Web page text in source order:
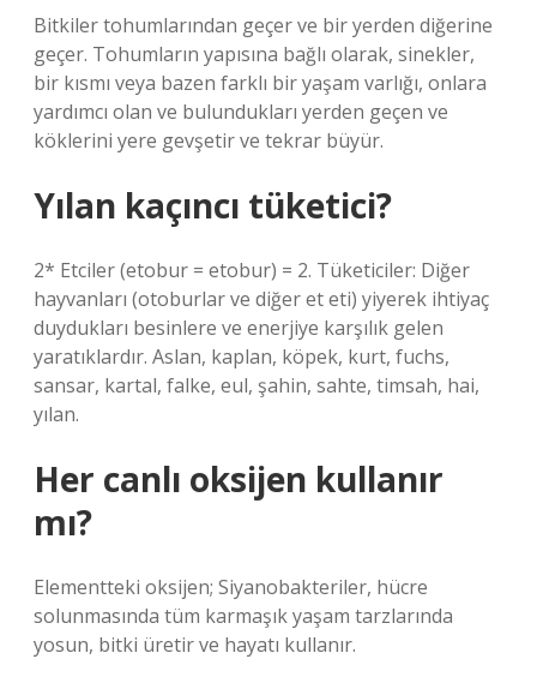
Bitkiler tohumlarından geçer ve bir yerden diğerine
geçer. Tohumların yapısına bağlı olarak, sinekler,
bir kısmı veya bazen farklı bir yaşam varlığı, onlara
yardımcı olan ve bulundukları yerden geçen ve
köklerini yere gevşetir ve tekrar büyür.
Yılan kaçıncı tüketici?
2* Etciler (etobur = etobur) = 2. Tüketiciler: Diğer
hayvanları (otoburlar ve diğer et eti) yiyerek ihtiyaç
duydukları besinlere ve enerjiye karşılık gelen
yaratıklardır. Aslan, kaplan, köpek, kurt, fuchs,
sansar, kartal, falke, eul, şahin, sahte, timsah, hai,
yılan.
Her canlı oksijen kullanır
mı?
Elementteki oksijen; Siyanobakteriler, hücre
solunmasında tüm karmaşık yaşam tarzlarında
yosun, bitki üretir ve hayatı kullanır.